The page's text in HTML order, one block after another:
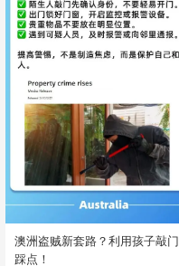
澳洲盗贼新套路？利用孩子敲门
踩点！